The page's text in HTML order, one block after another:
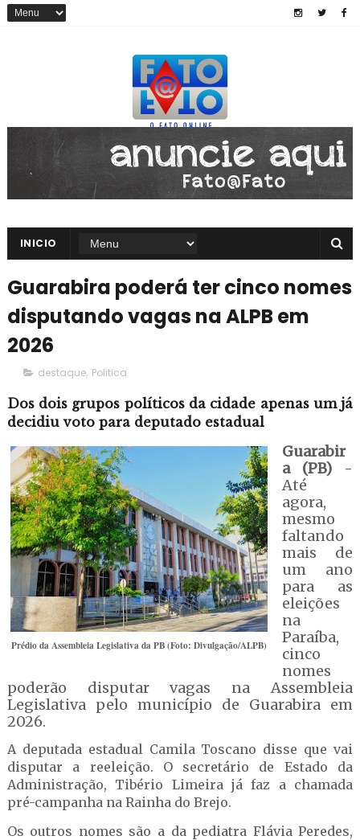
INICIO
Guarabira poderá ter cinco nomes
disputando vagas na ALPB em
2026
destaque, Politica
Dos dois grupos políticos da cidade apenas um já
decidiu voto para deputado estadual
Prédio da Assembleia Legislativa da PB (Foto: Divulgação/ALPB)
Guarabir
a (PB) -
Até
agora,
mesmo
faltando
mais de
um ano
para as
eleições
na
Paraíba,
cinco
nomes
poderão disputar vagas na Assembleia
Legislativa pelo município de Guarabira em
2026.
A deputada estadual Camila Toscano disse que vai
disputar a reeleição. O secretário de Estado da
Administração, Tibério Limeira já faz a chamada
pré-campanha na Rainha do Brejo.
Os outros nomes são a da pediatra Flávia Peredes,